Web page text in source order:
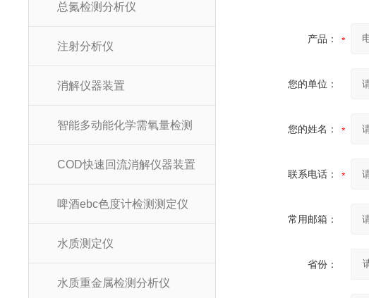
总氮检测分析仪
注射分析仪
消解仪器装置
智能多动能化学需氧量检测
COD快速回流消解仪器装置
啤酒ebc色度计检测测定仪
水质测定仪
水质重金属检测分析仪
产品：
您的单位：
您的姓名：
联系电话：
常用邮箱：
省份：